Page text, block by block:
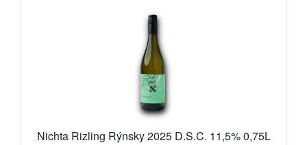
Nichta Rizling Rýnsky 2025 D.S.C. 11,5% 0,75L